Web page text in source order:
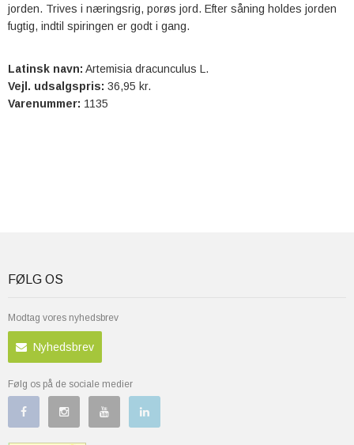
jorden. Trives i næringsrig, porøs jord. Efter såning holdes jorden
fugtig, indtil spiringen er godt i gang.
Latinsk navn: Artemisia dracunculus L.
Vejl. udsalgspris: 36,95 kr.
Varenummer: 1135
FØLG OS
Modtag vores nyhedsbrev
Nyhedsbrev
Følg os på de sociale medier